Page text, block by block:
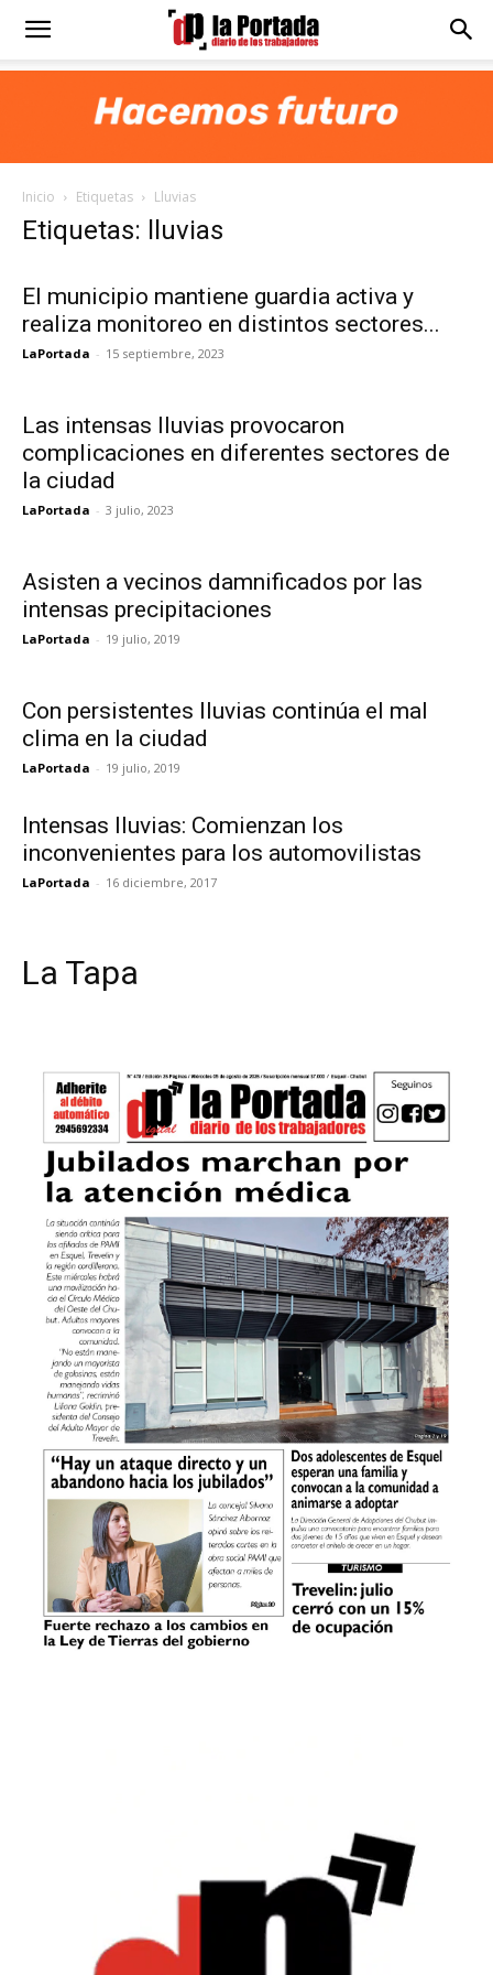
Diario
Portada
Inicio Etiquetas Lluvias
Etiquetas: lluvias
El municipio mantiene guardia activa y
realiza monitoreo en distintos sectores...
LaPortada - 15 septiembre, 2023
Las intensas lluvias provocaron
complicaciones en diferentes sectores de
la ciudad
LaPortada - 3 julio, 2023
Asisten a vecinos damnificados por las
intensas precipitaciones
LaPortada - 19 julio, 2019
Con persistentes lluvias continúa el mal
clima en la ciudad
LaPortada - 19 julio, 2019
Intensas lluvias: Comienzan los
inconvenientes para los automovilistas
LaPortada - 16 diciembre, 2017
La Tapa